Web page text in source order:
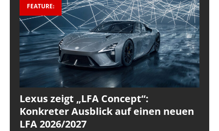
FEATURE:
Lexus zeigt „LFA Concept“:
Konkreter Ausblick auf einen neuen
LFA 2026/2027